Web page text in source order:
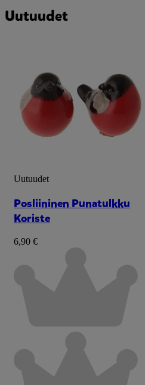
Uutuudet
Uutuudet
Posliininen Punatulkku
Koriste
6,90 €